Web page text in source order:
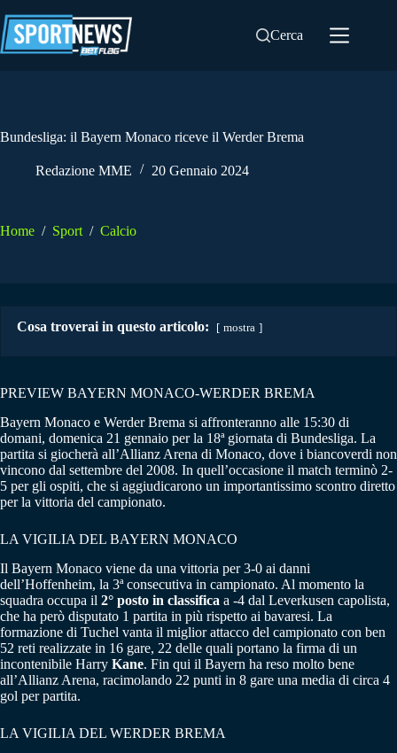
al
contenuto
Cerca
Bundesliga: il Bayern Monaco riceve il Werder Brema
Redazione MME 20 Gennaio 2024
Home / Sport / Calcio
Cosa troverai in questo articolo: mostra
PREVIEW BAYERN MONACO-WERDER BREMA
Bayern Monaco e Werder Brema si affronteranno alle 15:30 di
domani, domenica 21 gennaio per la 18ª giornata di Bundesliga. La
partita si giocherà all’Allianz Arena di Monaco, dove i biancoverdi non
vincono dal settembre del 2008. In quell’occasione il match terminò 2-
5 per gli ospiti, che si aggiudicarono un importantissimo scontro diretto
per la vittoria del campionato.
LA VIGILIA DEL BAYERN MONACO
Il Bayern Monaco viene da una vittoria per 3-0 ai danni
dell’Hoffenheim, la 3ª consecutiva in campionato. Al momento la
squadra occupa il 2° posto in classifica a -4 dal Leverkusen capolista,
che ha però disputato 1 partita in più rispetto ai bavaresi. La
formazione di Tuchel vanta il miglior attacco del campionato con ben
52 reti realizzate in 16 gare, 22 delle quali portano la firma di un
incontenibile Harry Kane. Fin qui il Bayern ha reso molto bene
all’Allianz Arena, racimolando 22 punti in 8 gare una media di circa 4
gol per partita.
LA VIGILIA DEL WERDER BREMA